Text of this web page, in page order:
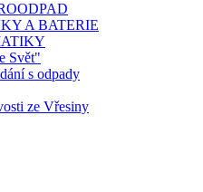
A BATERIE
Svět"
s odpady
ze Vřesiny